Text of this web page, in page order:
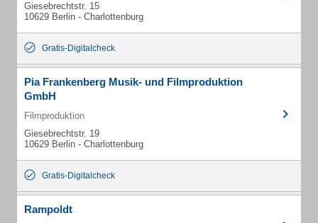
Giesebrechtstr. 15
10629 Berlin - Charlottenburg
Gratis-Digitalcheck
Pia Frankenberg Musik- und Filmproduktion
GmbH
Filmproduktion
Giesebrechtstr. 19
10629 Berlin - Charlottenburg
Gratis-Digitalcheck
Rampoldt